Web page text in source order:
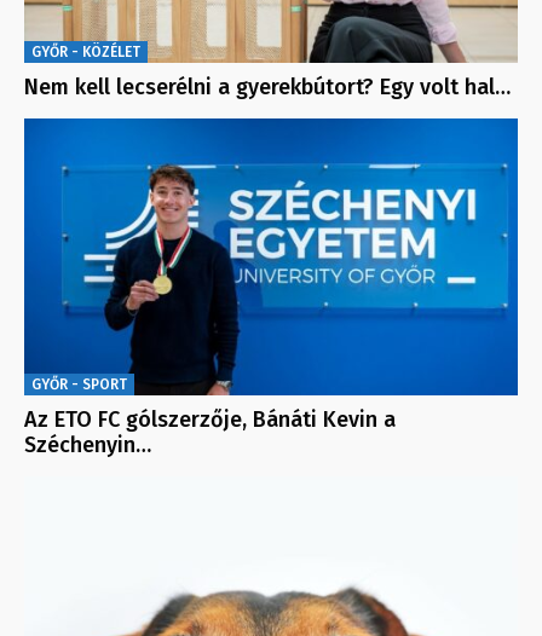
GYŐR - KÖZÉLET
Nem kell lecserélni a gyerekbútort? Egy volt hal…
GYŐR - SPORT
Az ETO FC gólszerzője, Bánáti Kevin a
Széchenyin…